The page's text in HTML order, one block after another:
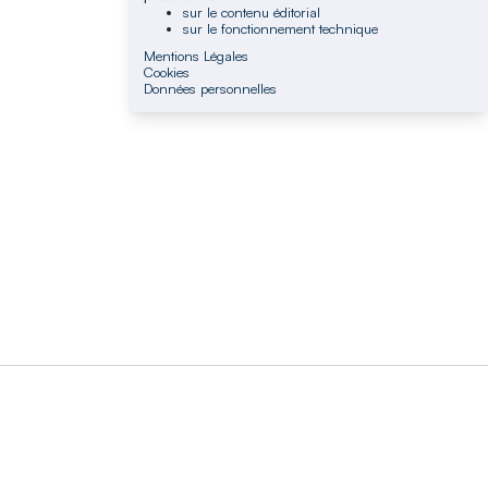
sur le contenu éditorial
sur le fonctionnement technique
Mentions Légales
Cookies
Données personnelles